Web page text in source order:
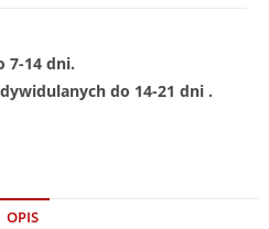
7-14 dni.
do 14-21 dni .
OPIS